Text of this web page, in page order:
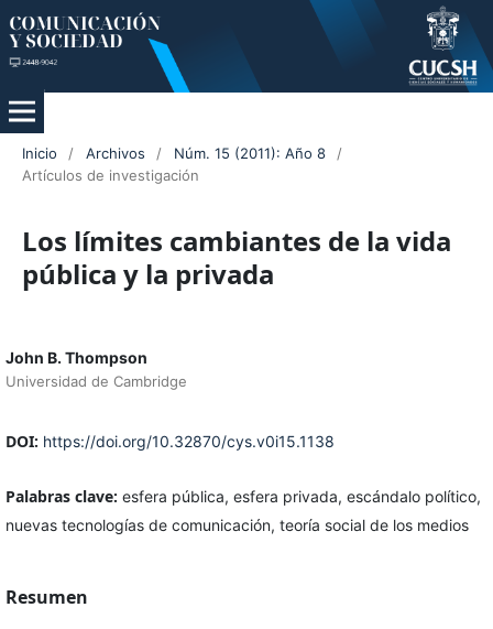
Inicio / Archivos / Núm. 15 (2011): Año 8
/
Artículos de investigación
Los límites cambiantes de la vida
pública y la privada
John B. Thompson
Universidad de Cambridge
DOI: https://doi.org/10.32870/cys.v0i15.1138
Palabras clave: esfera pública, esfera privada, escándalo político,
nuevas tecnologías de comunicación, teoría social de los medios
Resumen